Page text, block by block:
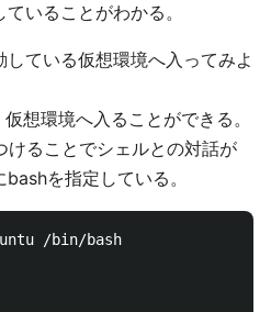
いることがわかる。
ている仮想環境へ入ってみよ
想環境へ入ることができる。
ることでシェルとの対話が
を指定している。
/bin/bash